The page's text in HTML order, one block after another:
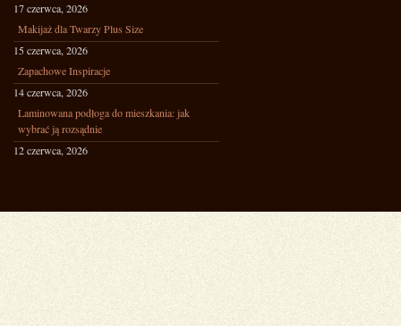
17 czerwca, 2026
Makijaż dla Twarzy Plus Size
15 czerwca, 2026
Zapachowe Inspiracje
14 czerwca, 2026
Laminowana podłoga do mieszkania: jak
wybrać ją rozsądnie
12 czerwca, 2026